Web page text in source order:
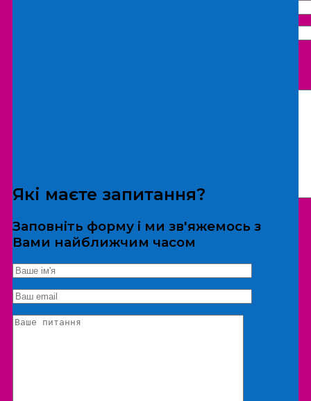
*Дані не передаються третім особам
Екскурсія/локація
Які маєте запитання?
Заповніть форму і ми зв'яжемось з
Вами найближчим часом